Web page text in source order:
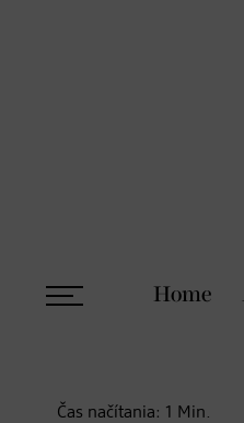
Home
Čas načítania: 1 Min.